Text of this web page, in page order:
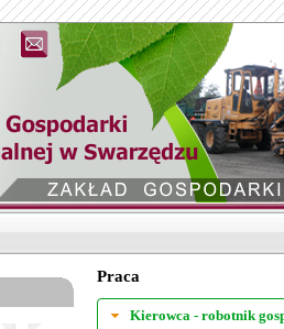
Praca
Kierowca - robotnik